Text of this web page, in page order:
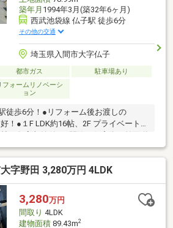
築年月 1994年3月(築32年6ヶ月)
西武池袋線 仏子駅 徒歩6分
その他の交通
埼玉県入間市大字仏子
都市ガス 駐車場あり
フォームリノベーシ
ョン
徒歩6分！●リフォーム後お渡しの
！●１F LDK約16帖、2F プライベートル
ます。●小・中学校、商業施設等まで徒
す本日～5日以内でご見学をご希望の
ださい。営業時間9:00～19:00はお電話
ズです。尚、インターネットでも見学
字野田 3,280万円 4LDK
3,280万円
間取り 4LDK
建物面積89.43m2